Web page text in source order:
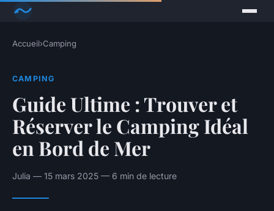
Accueil›Camping
CAMPING
Guide Ultime : Trouver et
Réserver le Camping Idéal
en Bord de Mer
Julia — 15 mars 2025 — 6 min de lecture